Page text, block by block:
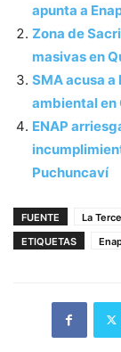
apunta a
Zona de
masivas en
SMA acusa a
ambiental
ENAP
Puchuncaví
FUENTE
La
ETIQUETAS